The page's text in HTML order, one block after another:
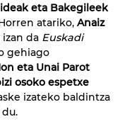
eta Bakegileek
atariko, Anaiz
da Euskadi
gehiago
eta Unai Parot
osoko espetxe
izateko baldintza